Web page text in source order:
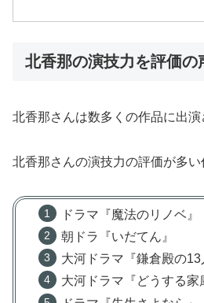
北香那の演技力を評価の
北香那さんは数多くの作品に出演
北香那さんの演技力の評価が多い
ドラマ『魔法のリノベ』
朝ドラ『いだてん』
大河ドラマ『鎌倉殿の13
大河ドラマ『どうする家